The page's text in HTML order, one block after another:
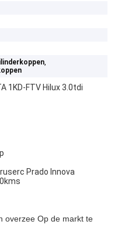
,
1KD-FTV Hilux 3.0tdi
Prado Innova
overzee Op de markt te